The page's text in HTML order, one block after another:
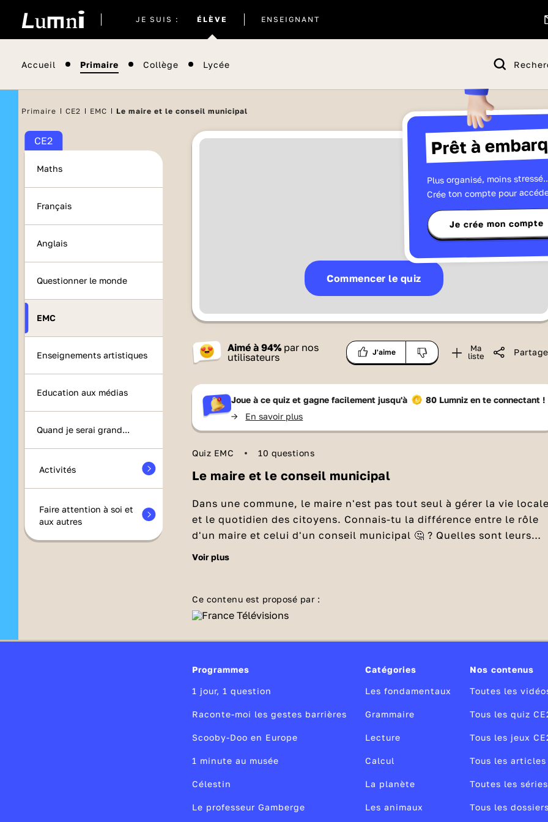
JE SUIS : ÉLÈVE
actuel
ENSEIGNANT
Accueil Primaire Collège Lycée
Prêt à
Plus organisé, moins
Crée ton compte pour
Je crée mon compte
Primaire CE2 EMC Le maire et le conseil municipal
CE2
Maths
Français
Anglais
Questionner le monde
EMC
Enseignements artistiques
Education aux médias
Quand je serai grand...
Activités
Faire attention à soi et
aux autres
Commencer le quiz
Aimé à94% par nos
utilisateurs
J'aime
Ma
liste
Joue à ce quiz et gagne facilement jusqu'à 80 Lumnizen te connectant !
-> En savoir plus
Quiz EMC 10 questions
Le maire et le conseil municipal
Dans une commune, le maire n'est pas tout seul à gérer la vie
et le quotidien des citoyens. Connais-tu la différence entre le rôle
d'un maire et celui d'un conseil municipal 🤔 ? Quelles sont leurs
missions exactes ? Et sous quelle forme de scrutin, ces personnes
voir plus
Ce contenu est proposé par :
Programmes
1 jour, 1 question
Raconte-moi les gestes barrières
Scooby-Doo en Europe
1 minute au musée
Célestin
Le professeur Gamberge
Catégories
Les fondamentaux
Grammaire
Lecture
Calcul
La planète
Les animaux
Nos contenus
Toutes les
Tous les quiz
Tous les jeux
Tous les articles
Toutes les
Tous les